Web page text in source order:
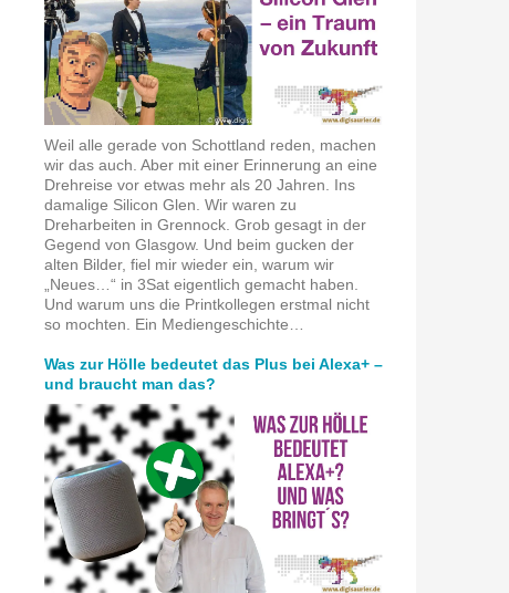
Weil alle gerade von Schottland reden, machen
wir das auch. Aber mit einer Erinnerung an eine
Drehreise vor etwas mehr als 20 Jahren. Ins
damalige Silicon Glen. Wir waren zu
Dreharbeiten in Grennock. Grob gesagt in der
Gegend von Glasgow. Und beim gucken der
alten Bilder, fiel mir wieder ein, warum wir
„Neues…“ in 3Sat eigentlich gemacht haben.
Und warum uns die Printkollegen erstmal nicht
so mochten. Ein Mediengeschichte…
Was zur Hölle bedeutet das Plus bei Alexa+ –
und braucht man das?